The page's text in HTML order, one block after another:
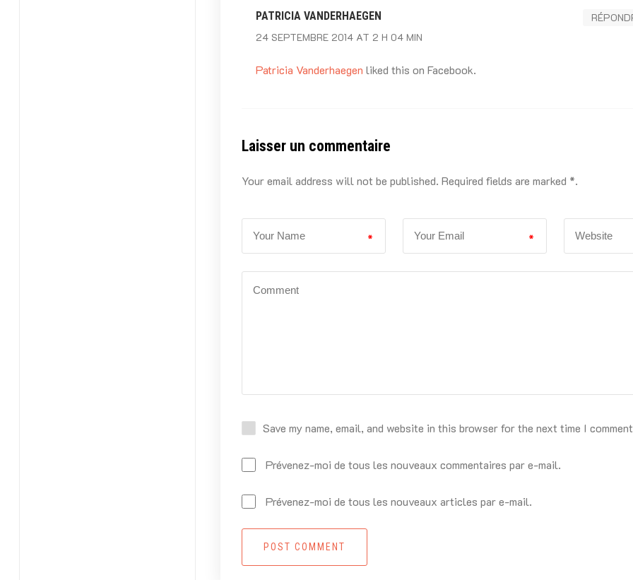
PATRICIA VANDERHAEGEN
24 SEPTEMBRE 2014 AT 2 H 04 MIN
Patricia Vanderhaegen liked this on Facebook.
Laisser un commentaire
Your email address will not be published. Required fields are marked *.
* *
Save my name, email, and website in this browser for the next time I
Prévenez-moi de tous les nouveaux commentaires par e-mail.
Prévenez-moi de tous les nouveaux articles par e-mail.
POST COMMENT